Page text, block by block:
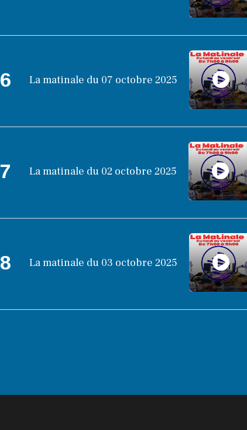
6 La matinale du 07 octobre 2025
7 La matinale du 02 octobre 2025
8 La matinale du 03 octobre 2025